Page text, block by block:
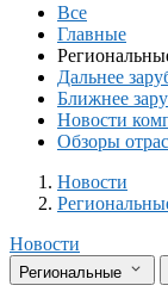
Все
Главные
Дальнее
Ближнее
Новости
Обзоры
Новости
Разделы
Новости
Новости
Региональные